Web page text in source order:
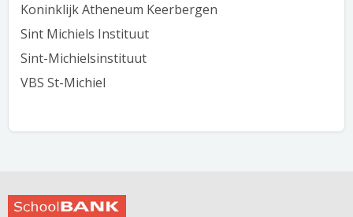
Koninklijk Atheneum Keerbergen
Sint Michiels Instituut
Sint-Michielsinstituut
VBS St-Michiel